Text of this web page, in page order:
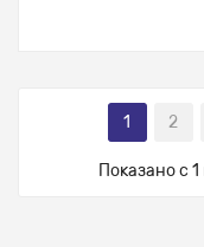
1 2
Показано с